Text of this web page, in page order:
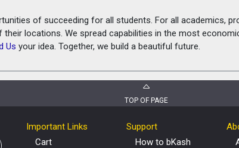
of succeeding for all students. For all academics,
their locations. We spread capabilities in the most
Us your idea. Together, we build a beautiful future.
TOP OF PAGE
Important Links
Cart
Support
How to bKash